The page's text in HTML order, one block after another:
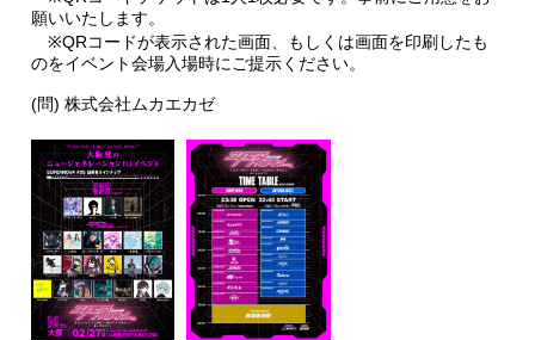
願いいたします。
※QRコードが表示された画面、もしくは画面を印刷したも
のをイベント会場入場時にご提示ください。
(問) 株式会社ムカエカゼ